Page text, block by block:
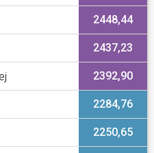
2448,44
2437,23
2392,90
2284,76
2250,65